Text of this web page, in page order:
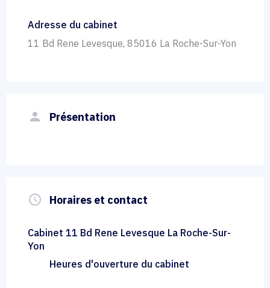
Adresse du cabinet
11 Bd Rene Levesque, 85016 La Roche-Sur-Yon
person Présentation
query_builder Horaires et contact
Cabinet 11 Bd Rene Levesque La Roche-Sur-
Yon
Heures d'ouverture du cabinet